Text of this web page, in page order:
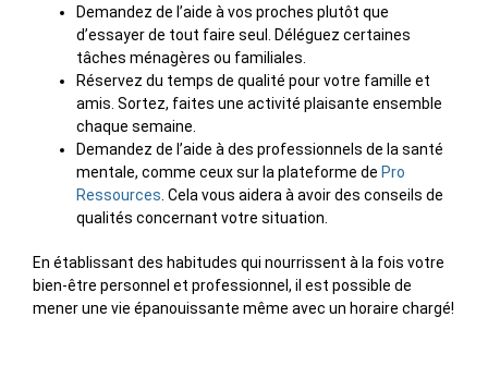
Demandez de l’aide à vos proches plutôt que
d’essayer de tout faire seul. Déléguez certaines
tâches ménagères ou familiales.
Réservez du temps de qualité pour votre famille et
amis. Sortez, faites une activité plaisante ensemble
chaque semaine.
Demandez de l’aide à des professionnels de la santé
mentale, comme ceux sur la plateforme de Pro
Ressources. Cela vous aidera à avoir des conseils de
qualités concernant votre situation.
En établissant des habitudes qui nourrissent à la fois votre
bien-être personnel et professionnel, il est possible de
mener une vie épanouissante même avec un horaire chargé!